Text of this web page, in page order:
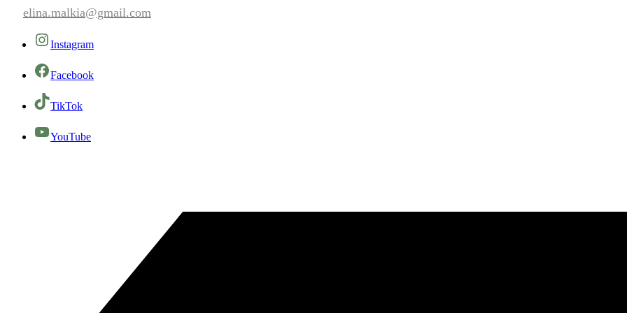
elina.malkia@gmail.com
Instagram
Facebook
TikTok
YouTube